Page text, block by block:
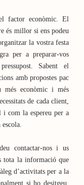
factor econòmic. El
és millor si ens podeu
la vostra festa
per a preparar-vos
Sabent el
amb propostes pac
més econòmic i més
de cada client,
com la espereu per a
contactar-nos i us
tota la informació que
d’activitats per a la
si ho desitgeu.